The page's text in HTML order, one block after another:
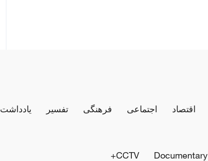
اقتصاد اجتماعی فرهنگی تفسیر یادداشت
Documentary
CCTV+